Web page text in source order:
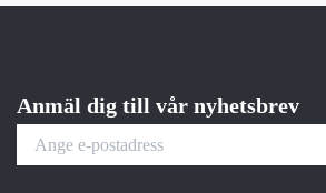
Anmäl dig till vår nyhetsbrev